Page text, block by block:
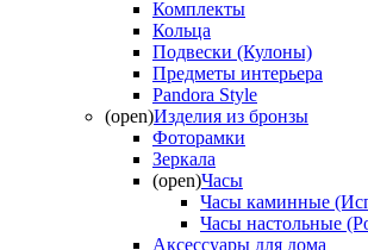
Комплекты
Кольца
Подвески (Кулоны)
Предметы интерьера
Pandora Style
(open)Изделия из бронзы
Фоторамки
Зеркала
(open)Часы
Часы каминные
Часы настольные
Аксессуары для дома